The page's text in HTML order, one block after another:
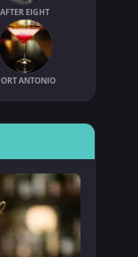
AFTER EIGHT
ANTONIO